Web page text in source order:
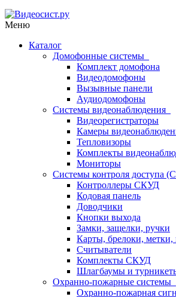
Меню
Каталог
Домофонные системы
Комплект домофона
Видеодомофоны
Вызывные панели
Аудиодомофоны
Системы видеонаблюдения
Видеорегистраторы
Камеры
Тепловизоры
Комплекты
Мониторы
Системы контроля доступа
Контроллеры СКУД
Кодовая панель
Доводчики
Кнопки выхода
Замки, защелки, ручки
Карты, брелоки, метки,
Считыватели
Комплекты СКУД
Шлагбаумы и
Охранно-пожарные системы
Охранно-пожарная